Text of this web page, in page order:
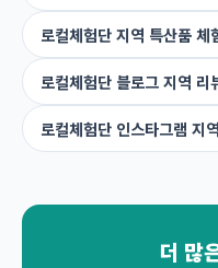
로컬체험단 지역 특산품
로컬체험단 블로그 지역
로컬체험단 인스타그램 지
더 많